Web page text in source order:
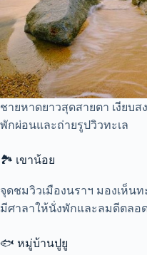
ชายหาดยาวสุดสายตา เงียบส
พักผ่อนและถ่ายรูปวิวทะเล
🏞 เขาน้อย
จุดชมวิวเมืองนราฯ มองเห็น
มีศาลาให้นั่งพักและลมดีตลอ
🐟 หมู่บ้านปูยู